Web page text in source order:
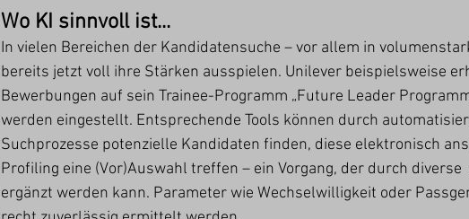
Wo KI sinnvoll ist...
In vielen Bereichen der Kandidatensuche – vor allem in
bereits jetzt voll ihre Stärken ausspielen. Unilever beispielsweise
Bewerbungen auf sein Trainee-Programm „Future Leader
werden eingestellt. Entsprechende Tools können durch
Suchprozesse potenzielle Kandidaten finden, diese elektronisch
Profiling eine (Vor)Auswahl treffen – ein Vorgang, der durch diverse
ergänzt werden kann. Parameter wie Wechselwilligkeit oder